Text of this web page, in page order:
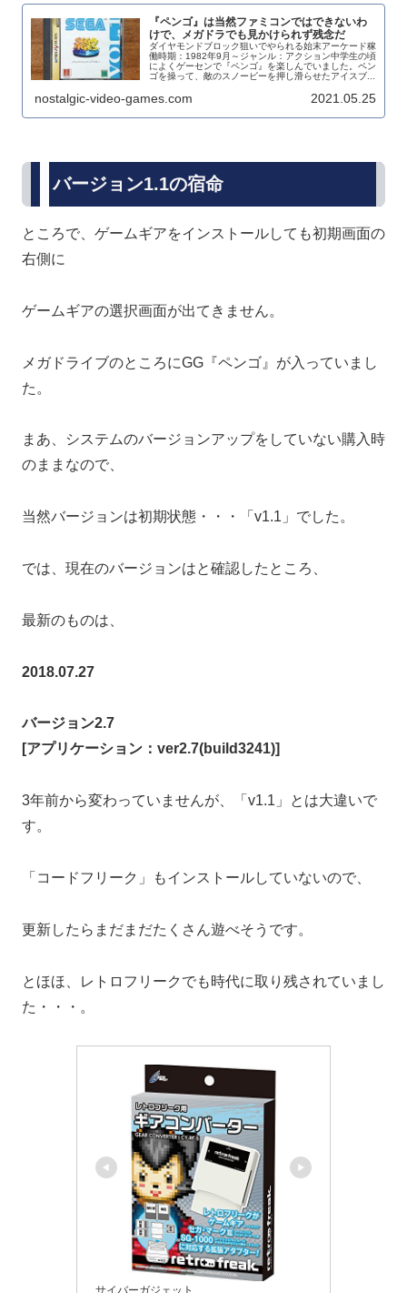
『ペンゴ』は当然ファミコンではできないわ
けで、メガドラでも見かけられず残念だ
ダイヤモンドブロック狙いでやられる始末アーケード稼
働時期：1982年9月～ジャンル：アクション中学生の頃
によくゲーセンで『ペンゴ』を楽しんでいました。ペン
ゴを操って、敵のスノービーを押し滑らせたアイスブ...
nostalgic-video-games.com 2021.05.25
バージョン1.1の宿命
ところで、ゲームギアをインストールしても初期画面の
右側に
ゲームギアの選択画面が出てきません。
メガドライブのところにGG『ペンゴ』が入っていまし
た。
まあ、システムのバージョンアップをしていない購入時
のままなので、
当然バージョンは初期状態・・・「v1.1」でした。
では、現在のバージョンはと確認したところ、
最新のものは、
2018.07.27
バージョン2.7
[アプリケーション：ver2.7(build3241)]
3年前から変わっていませんが、「v1.1」とは大違いで
す。
「コードフリーク」もインストールしていないので、
更新したらまだまだたくさん遊べそうです。
とほほ、レトロフリークでも時代に取り残されていまし
た・・・。